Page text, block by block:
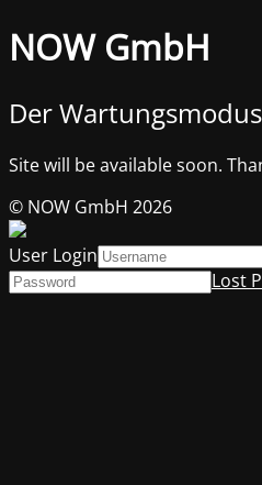
NOW GmbH
Der
Site will be available soon.
© NOW GmbH 2026
User Login
Lost